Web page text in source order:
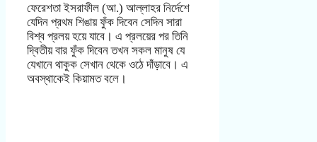
ফেরেশতা ইসরাফীল (আ.) আল্লাহর নির্দেশে
যেদিন প্রথম শিঙায় ফুঁক দিবেন সেদিন সারা
বিশ্ব প্রলয় হয়ে যাবে। এ প্রলয়ের পর তিনি
দ্বিতীয় বার ফুঁক দিবেন তখন সকল মানুষ যে
যেখানে থাকুক সেখান থেকে ওঠে দাঁড়াবে। এ
অবস্থাকেই কিয়ামত বলে।